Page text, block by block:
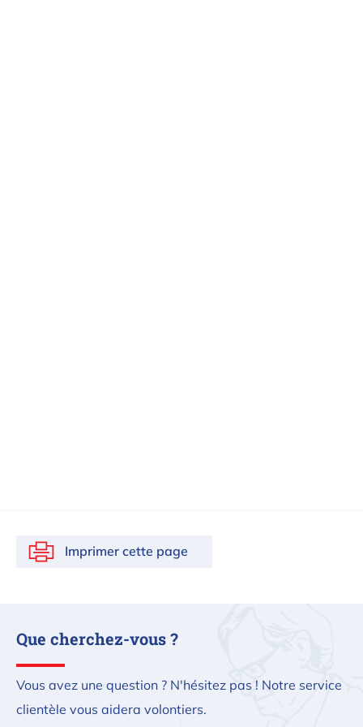
Imprimer cette page
Que cherchez-vous ?
Vous avez une question ? N'hésitez pas ! Notre service
clientèle vous aidera volontiers.